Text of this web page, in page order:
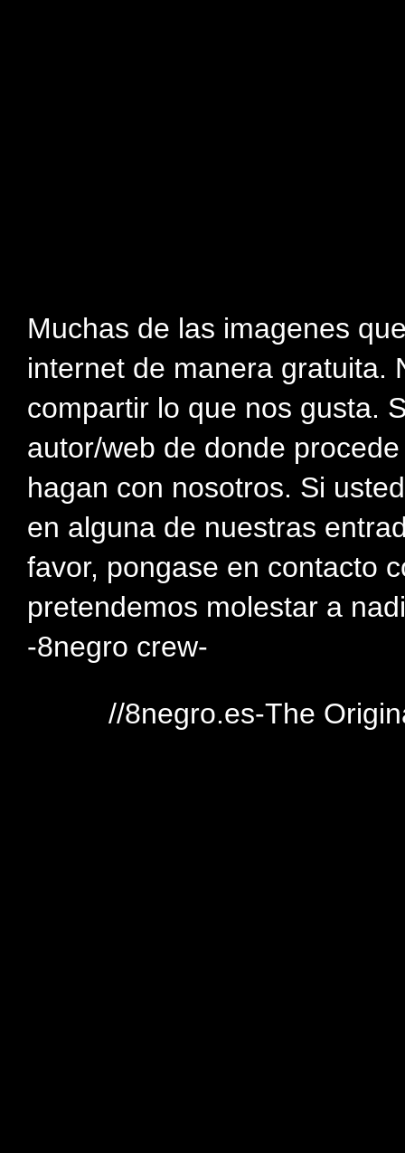
Muchas de las imagenes
internet de manera gratuita.
compartir lo que nos gusta.
autor/web de donde
hagan con nosotros. Si
en alguna de nuestras
favor, pongase en contacto
pretendemos molestar a
-8negro crew-
//8negro.es-The